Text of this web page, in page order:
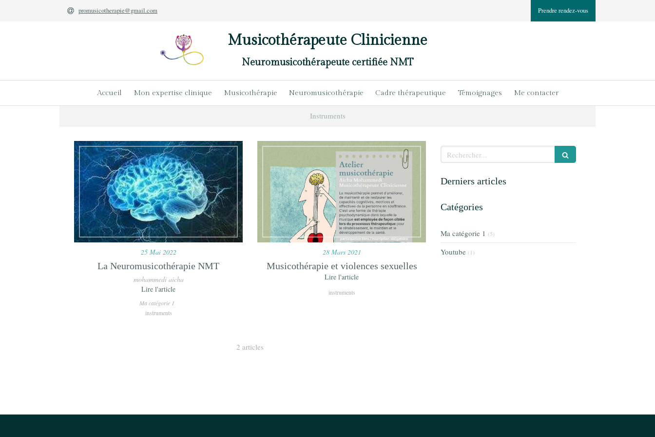
promusicotherapie@gmail.com Prendre rendez-vous
Musicothérapeute Clinicienne
Neuromusicothérapeute certifiée NMT
Accueil Mon expertise clinique Musicothérapie Neuromusicothérapie Cadre thérapeutique Témoignages Me contacter
Instruments
25 Mai 2022
La Neuromusicothérapie NMT
mohammedi aicha
Lire l'article
Ma catégorie 1
instruments
28 Mars 2021
Musicothérapie et violences sexuelles
Lire l'article
instruments
2 articles
Rechercher
Derniers articles
Catégories
Ma catégorie 1 (5)
Youtube (1)